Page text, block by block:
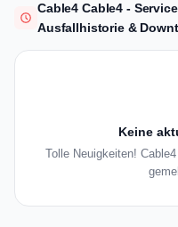
Cable4 Cable4 -
Ausfallhistorie &
Keine
Tolle Neuigkeiten!